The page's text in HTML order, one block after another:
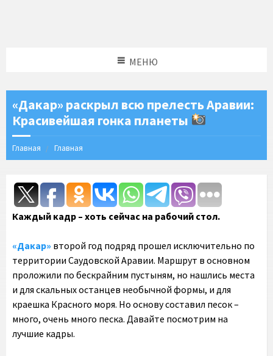
МЕНЮ
«Дакар» раскрыл всю прелесть Аравии:
Красивейшая гонка планеты
Главная Главная
Каждый кадр – хоть сейчас на рабочий стол.
«Дакар» второй год подряд прошел исключительно по
территории Саудовской Аравии. Маршрут в основном
проложили по бескрайним пустыням, но нашлись места
и для скальных останцев необычной формы, и для
краешка Красного моря. Но основу составил песок –
много, очень много песка. Давайте посмотрим на
лучшие кадры.